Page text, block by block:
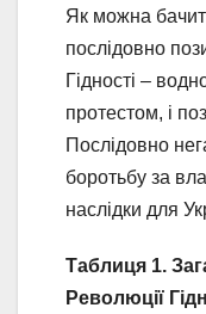
Як можна
послідовно
Гідності –
протестом, і
Послідовно
боротьбу за
наслідки для
Таблиця 1.
Революції